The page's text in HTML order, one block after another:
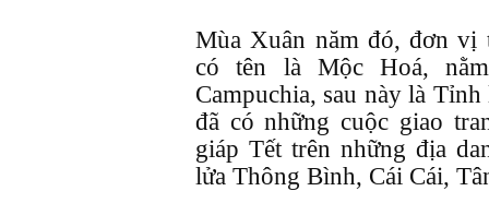
Mùa Xuân năm đó, đơn vị
có tên là Mộc Hoá,
Campuchia, sau này là
đã có những cuộc giao
giáp Tết trên những địa
lửa Thông Bình, Cái Cái,